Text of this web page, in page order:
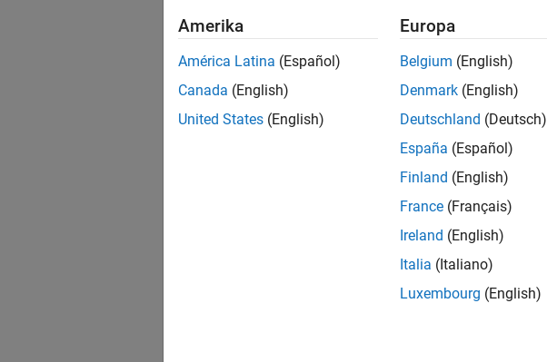
Amerika
América Latina (Español)
Canada (English)
United States (English)
Europa
Belgium (English)
Denmark (English)
Deutschland (Deutsch)
España (Español)
Finland (English)
France (Français)
Ireland (English)
Italia (Italiano)
Luxembourg (English)